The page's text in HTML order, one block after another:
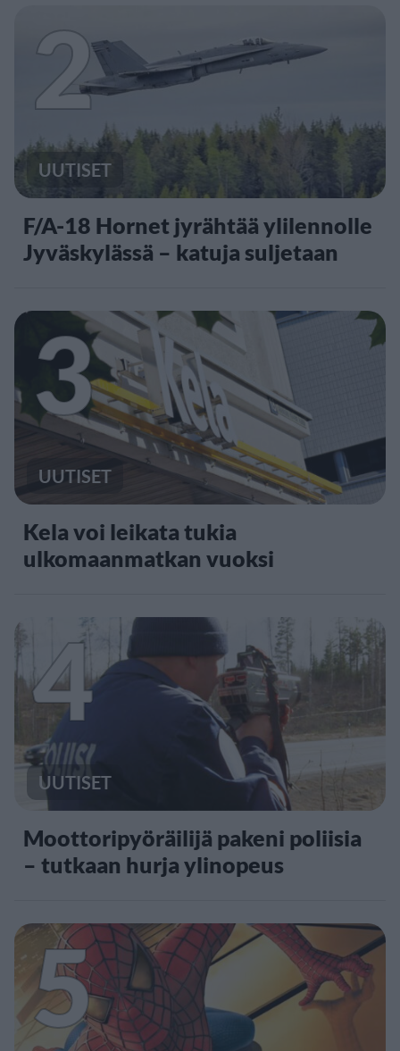
2
UUTISET
F/A-18 Hornet jyrähtää ylilennolle
Jyväskylässä – katuja suljetaan
3
UUTISET
Kela voi leikata tukia
ulkomaanmatkan vuoksi
4
UUTISET
Moottoripyöräilijä pakeni poliisia
– tutkaan hurja ylinopeus
5